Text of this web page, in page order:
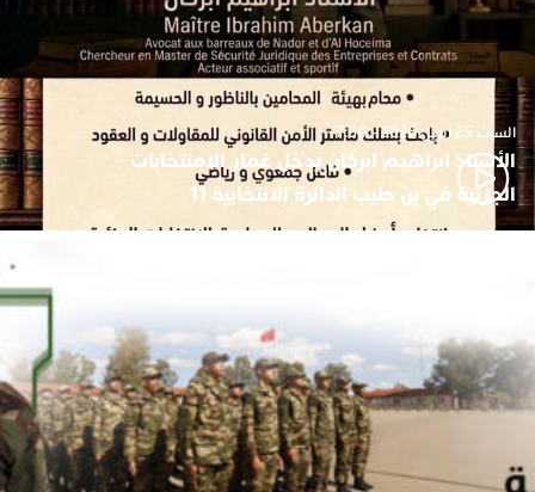
السبت 25 أبريل 2026 - 7:30
الأستاذ ابراهيم ابركان يدخل غمار الامنتخابات
الجزئية في بن طيب الدائرة الانتخابية 11